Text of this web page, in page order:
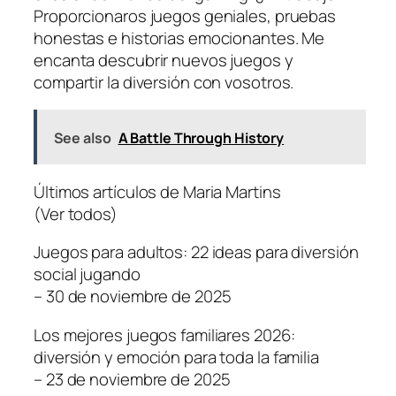
Proporcionaros juegos geniales, pruebas
honestas e historias emocionantes. Me
encanta descubrir nuevos juegos y
compartir la diversión con vosotros.
See also A Battle Through History
Últimos artículos de Maria Martins
(Ver todos)
Juegos para adultos: 22 ideas para diversión
social jugando
– 30 de noviembre de 2025
Los mejores juegos familiares 2026:
diversión y emoción para toda la familia
– 23 de noviembre de 2025